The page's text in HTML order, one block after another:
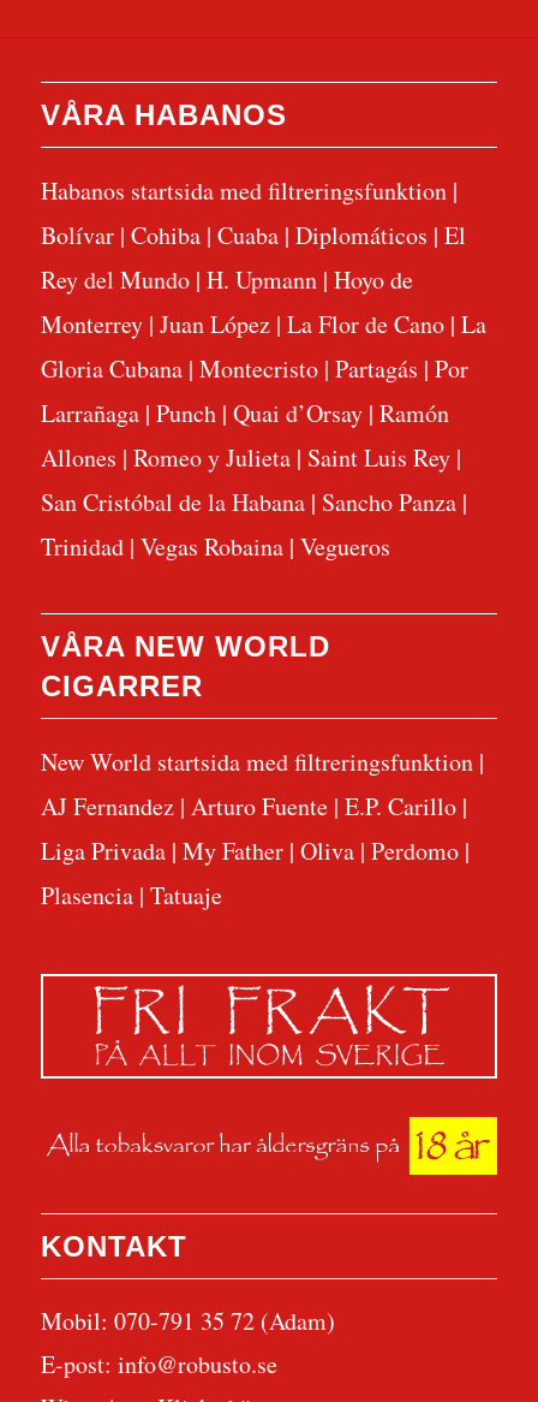
VÅRA HABANOS
Habanos startsida med filtreringsfunktion|
Bolívar| Cohiba| Cuaba| Diplomáticos | El
Rey del Mundo| H. Upmann| Hoyo de
Monterrey| Juan López| La Flor de Cano| La
Gloria Cubana| Montecristo| Partagás | Por
Larrañaga| Punch| Quai d’Orsay| Ramón
Allones | Romeo y Julieta| Saint Luis Rey|
San Cristóbal de la Habana| Sancho Panza|
Trinidad| Vegas Robaina| Vegueros
VÅRA NEW WORLD
CIGARRER
New World startsida med filtreringsfunktion|
AJ Fernandez| Arturo Fuente| E.P. Carillo|
Liga Privada| My Father| Oliva| Perdomo|
Plasencia| Tatuaje
KONTAKT
Mobil: 070-791 35 72 (Adam)
E-post: info@robusto.se